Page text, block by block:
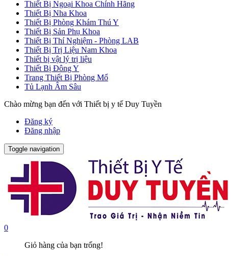
Thiết Bị Ngoại Khoa Chính Hãng
Thiết Bị Nha Khoa
Thiết Bị Phòng Khám Thú Y
Thiết Bị Sản Phụ Khoa
Thiết Bị Thí Nghiệm - Phòng LAB
Thiết Bị Trị Liệu Nam Khoa
Thiết bị vật lý trị liệu
Thiết Bị Đông Y
Trang Thiết Bị Phòng Mổ
Tủ Lạnh Âm Sâu
Chào mừng bạn đến với Thiết bị y tế Duy Tuyền
Đăng ký
Đăng nhập
Toggle navigation
0
Giỏ hàng của bạn trống!